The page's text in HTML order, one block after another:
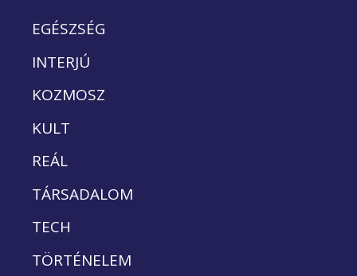
EGÉSZSÉG
INTERJÚ
KOZMOSZ
KULT
REÁL
TÁRSADALOM
TECH
TÖRTÉNELEM